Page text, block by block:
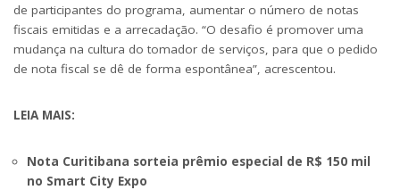
de participantes do programa, aumentar o número de notas
fiscais emitidas e a arrecadação. “O desafio é promover uma
mudança na cultura do tomador de serviços, para que o pedido
de nota fiscal se dê de forma espontânea”, acrescentou.
LEIA MAIS:
Nota Curitibana sorteia prêmio especial de R$ 150 mil
no Smart City Expo